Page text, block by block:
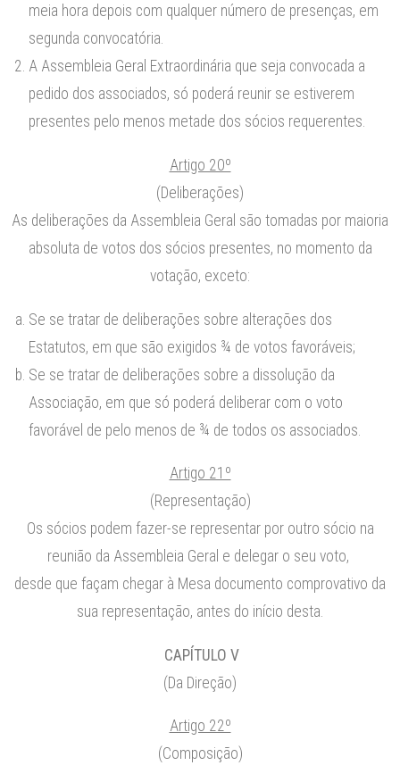
meia hora depois com qualquer número de presenças, em
segunda convocatória.
A Assembleia Geral Extraordinária que seja convocada a
pedido dos associados, só poderá reunir se estiverem
presentes pelo menos metade dos sócios requerentes.
Artigo 20º
(Deliberações)
As deliberações da Assembleia Geral são tomadas por maioria
absoluta de votos dos sócios presentes, no momento da
votação, exceto:
Se se tratar de deliberações sobre alterações dos
Estatutos, em que são exigidos ¾ de votos favoráveis;
Se se tratar de deliberações sobre a dissolução da
Associação, em que só poderá deliberar com o voto
favorável de pelo menos de ¾ de todos os associados.
Artigo 21º
(Representação)
Os sócios podem fazer-se representar por outro sócio na
reunião da Assembleia Geral e delegar o seu voto,
desde que façam chegar à Mesa documento comprovativo da
sua representação, antes do início desta.
CAPÍTULO V
(Da Direção)
Artigo 22º
(Composição)